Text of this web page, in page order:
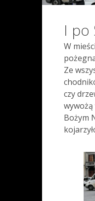
I po
W
Ze
czy
Bożym